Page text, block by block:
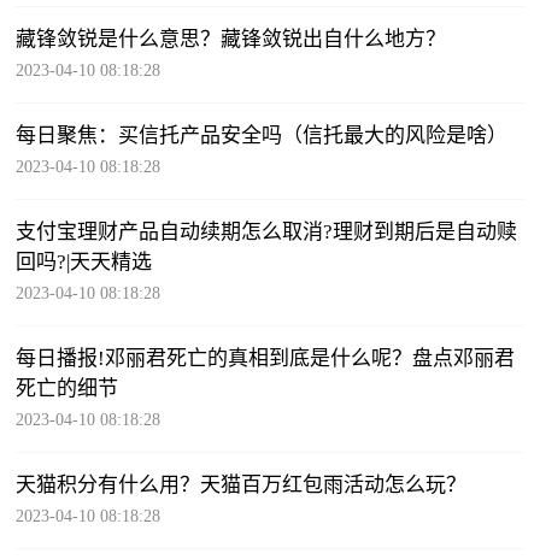
藏锋敛锐是什么意思？藏锋敛锐出自什么地方？
2023-04-10 08:18:28
每日聚焦：买信托产品安全吗（信托最大的风险是啥）
2023-04-10 08:18:28
支付宝理财产品自动续期怎么取消?理财到期后是自动赎
回吗?|天天精选
2023-04-10 08:18:28
每日播报!邓丽君死亡的真相到底是什么呢？盘点邓丽君
死亡的细节
2023-04-10 08:18:28
天猫积分有什么用？天猫百万红包雨活动怎么玩？
2023-04-10 08:18:28